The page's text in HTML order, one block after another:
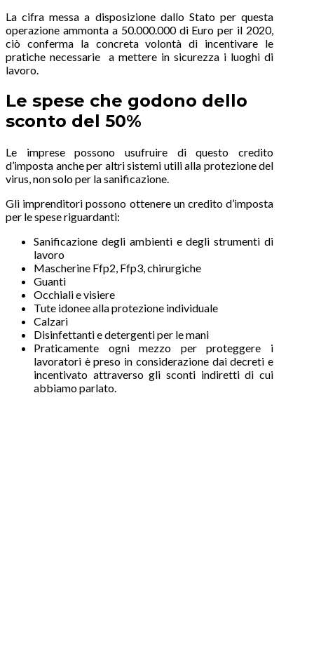
La cifra messa a disposizione dallo Stato per questa
operazione ammonta a 50.000.000 di Euro per il 2020,
ciò conferma la concreta volontà di incentivare le
pratiche necessarie a mettere in sicurezza i luoghi di
lavoro.
Le spese che godono dello
sconto del 50%
Le imprese possono usufruire di questo credito
d’imposta anche per altri sistemi utili alla protezione del
virus, non solo per la sanificazione.
Gli imprenditori possono ottenere un credito d’imposta
per le spese riguardanti:
Sanificazione degli ambienti e degli strumenti di
lavoro
Mascherine Ffp2, Ffp3, chirurgiche
Guanti
Occhiali e visiere
Tute idonee alla protezione individuale
Calzari
Disinfettanti e detergenti per le mani
Praticamente ogni mezzo per proteggere i
lavoratori è preso in considerazione dai decreti e
incentivato attraverso gli sconti indiretti di cui
abbiamo parlato.